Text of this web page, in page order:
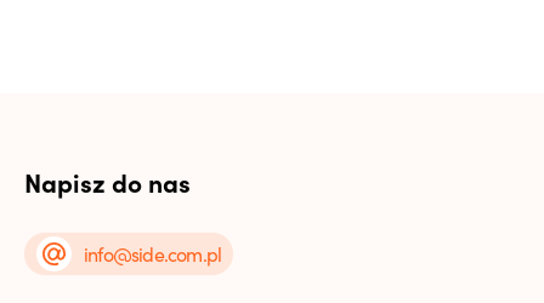
Napisz do nas
info@side.com.pl